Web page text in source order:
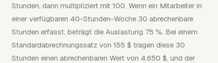
Stunden, dann multipliziert mit 100. Wenn ein Mitarbeiter in
einer verfügbaren 40-Stunden-Woche 30 abrechenbare
Stunden erfasst, beträgt die Auslastung 75 %. Bei einem
Standardabrechnungssatz von 155 $ tragen diese 30
Stunden einen abrechenbaren Wert von 4.650 $, und der